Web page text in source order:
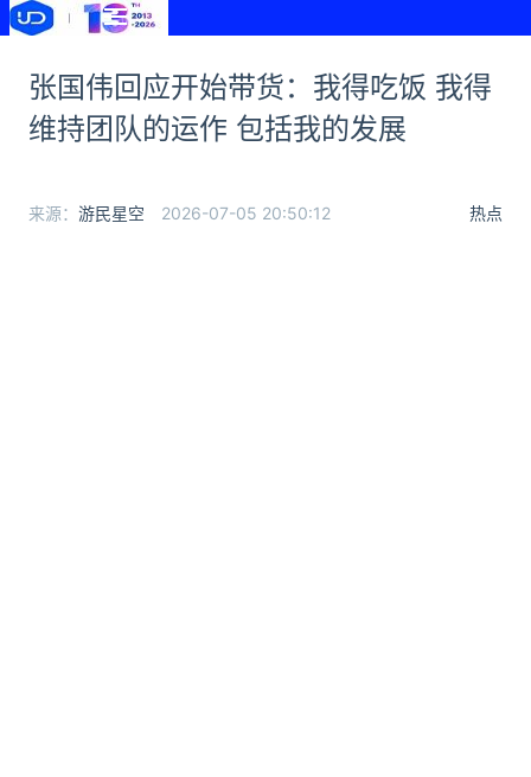
张国伟回应开始带货：我得吃饭 我得
维持团队的运作 包括我的发展
热点
来源： 游民星空 2026-07-05 20:50:12